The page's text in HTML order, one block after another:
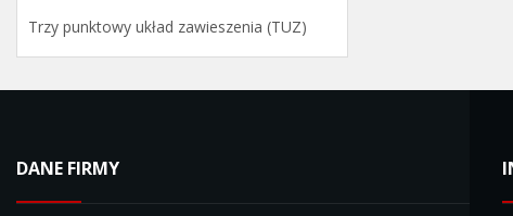
Trzy punktowy układ zawieszenia (TUZ)
DANE FIRMY